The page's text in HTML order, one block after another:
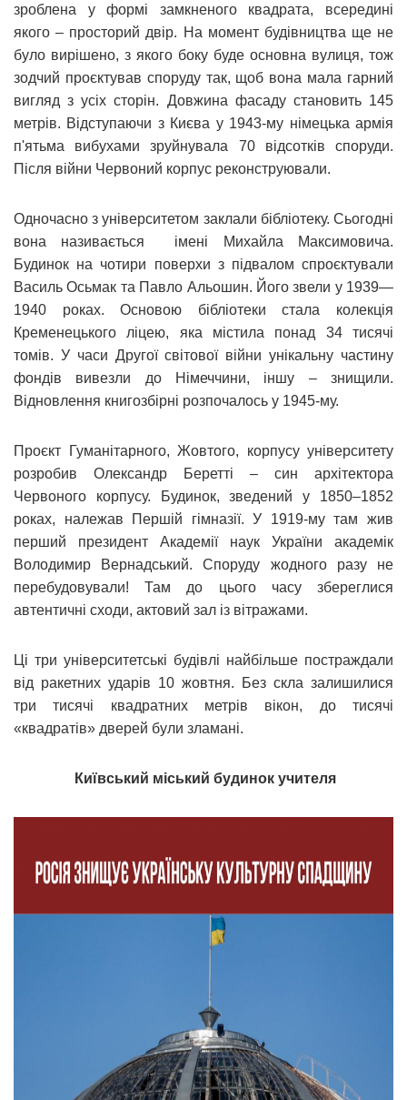
зроблена у формі замкненого квадрата, всередині
якого – просторий двір. На момент будівництва ще не
було вирішено, з якого боку буде основна вулиця, тож
зодчий проєктував споруду так, щоб вона мала гарний
вигляд з усіх сторін. Довжина фасаду становить 145
метрів. Відступаючи з Києва у 1943-му німецька армія
п'ятьма вибухами зруйнувала 70 відсотків споруди.
Після війни Червоний корпус реконструювали.
Одночасно з університетом заклали бібліотеку. Сьогодні
вона називається імені Михайла Максимовича.
Будинок на чотири поверхи з підвалом спроєктували
Василь Осьмак та Павло Альошин. Його звели у 1939—
1940 роках. Основою бібліотеки стала колекція
Кременецького ліцею, яка містила понад 34 тисячі
томів. У часи Другої світової війни унікальну частину
фондів вивезли до Німеччини, іншу – знищили.
Відновлення книгозбірні розпочалось у 1945-му.
Проєкт Гуманітарного, Жовтого, корпусу університету
розробив Олександр Беретті – син архітектора
Червоного корпусу. Будинок, зведений у 1850–1852
роках, належав Першій гімназії. У 1919-му там жив
перший президент Академії наук України академік
Володимир Вернадський. Споруду жодного разу не
перебудовували! Там до цього часу збереглися
автентичні сходи, актовий зал із вітражами.
Ці три університетські будівлі найбільше постраждали
від ракетних ударів 10 жовтня. Без скла залишилися
три тисячі квадратних метрів вікон, до тисячі
«квадратів» дверей були зламані.
Київський міський будинок учителя